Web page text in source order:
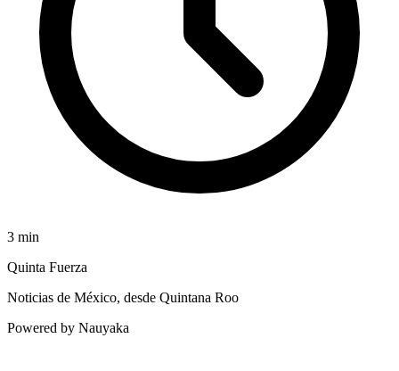
3 min
Quinta Fuerza
Noticias de México, desde Quintana Roo
Powered by Nauyaka